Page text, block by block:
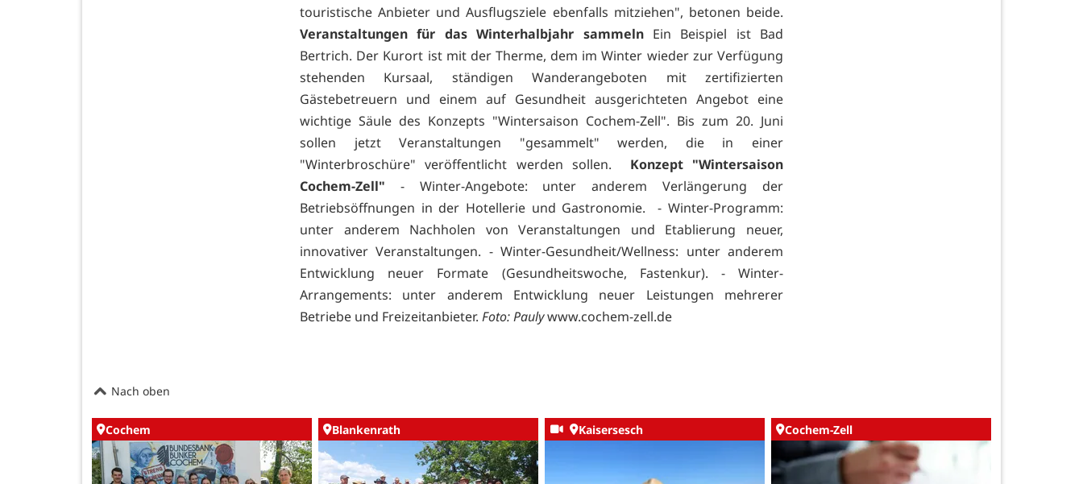
touristische Anbieter und Ausflugsziele ebenfalls mitziehen", betonen beide.
Veranstaltungen für das Winterhalbjahr sammelnEin Beispiel ist Bad
Bertrich. Der Kurort ist mit der Therme, dem im Winter wieder zur Verfügung
stehenden Kursaal, ständigen Wanderangeboten mit zertifizierten
Gästebetreuern und einem auf Gesundheit ausgerichteten Angebot eine
wichtige Säule des Konzepts "Wintersaison Cochem-Zell". Bis zum 20. Juni
sollen jetzt Veranstaltungen "gesammelt" werden, die in einer
"Winterbroschüre" veröffentlicht werden sollen. Konzept "Wintersaison
Cochem-Zell" - Winter-Angebote: unter anderem Verlängerung der
Betriebsöffnungen in der Hotellerie und Gastronomie. - Winter-Programm:
unter anderem Nachholen von Veranstaltungen und Etablierung neuer,
innovativer Veranstaltungen. - Winter-Gesundheit/Wellness: unter anderem
Entwicklung neuer Formate (Gesundheitswoche, Fastenkur). - Winter-
Arrangements: unter anderem Entwicklung neuer Leistungen mehrerer
Betriebe und Freizeitanbieter. Foto: Paulywww.cochem-zell.de
Nach oben
Cochem Blankenrath Kaisersesch Cochem-Zell